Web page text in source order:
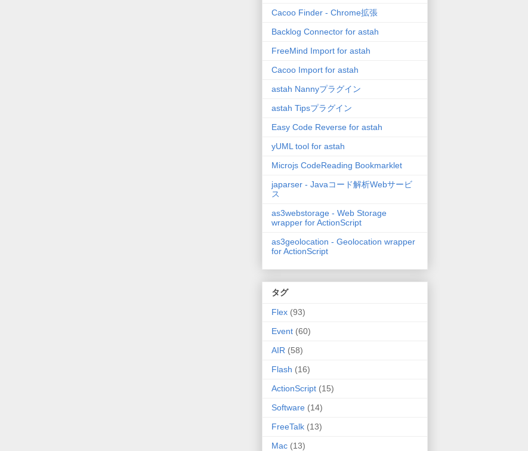
Cacoo Finder - Chrome拡張
Backlog Connector for astah
FreeMind Import for astah
Cacoo Import for astah
astah Nannyプラグイン
astah Tipsプラグイン
Easy Code Reverse for astah
yUML tool for astah
Microjs CodeReading Bookmarklet
japarser - Javaコード解析Webサービ
ス
as3webstorage - Web Storage
wrapper for ActionScript
as3geolocation - Geolocation wrapper
for ActionScript
タグ
Flex (93)
Event (60)
AIR (58)
Flash (16)
ActionScript (15)
Software (14)
FreeTalk (13)
Mac (13)